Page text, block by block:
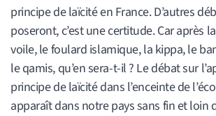
principe de laïcité en France. D’autres
poseront, c’est une certitude. Car après
voile, le foulard islamique, la kippa, le
le qamis, qu’en sera-t-il ? Le débat sur
principe de laïcité dans l’enceinte de
apparaît dans notre pays sans fin et loin